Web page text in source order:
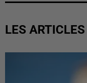
LES